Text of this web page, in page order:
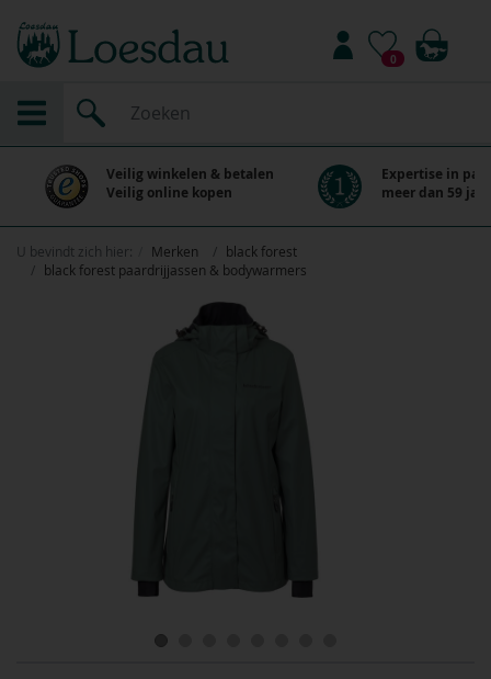
0
Veilig winkelen & betalen
Veilig online kopen
Expertise in
meer dan 59
U bevindt zich hier: Merken
black forest
black forest paardrijjassen & bodywarmers